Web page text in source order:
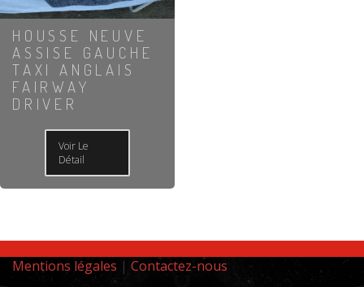
HOUSSE NEUVE
ASSISE GAUCHE
TAXI ANGLAIS
FAIRWAY
DRIVER
Voir Le
Détail
Mentions légales | Contactez-nous